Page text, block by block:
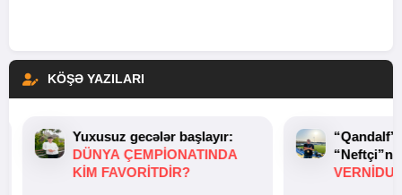
KÖŞƏ YAZILARI
Yuxusuz gecələr başlayır:
DÜNYA ÇEMPIONATINDA
KIM FAVORITDIR?